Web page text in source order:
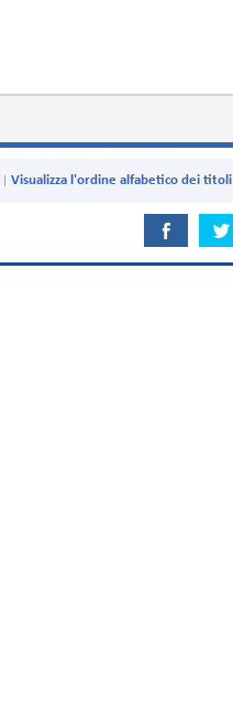
Visualizza l'ordine alfabetico dei titoli